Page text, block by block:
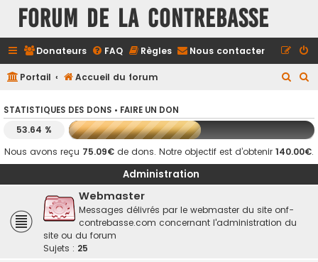
FORUM DE LA CONTREBASSE
Donateurs FAQ Règles Nous contacter
Portail Accueil du forum
h
e
c
e
c
e
STATISTIQUES DES DONS • FAIRE UN DON
53.64 %
Nous avons reçu 75.09€ de dons. Notre objectif est d’obtenir 140.00€.
Administration
Webmaster
Messages délivrés par le webmaster du site onf-
contrebasse.com concernant l'administration du
site ou du forum
Sujets : 25